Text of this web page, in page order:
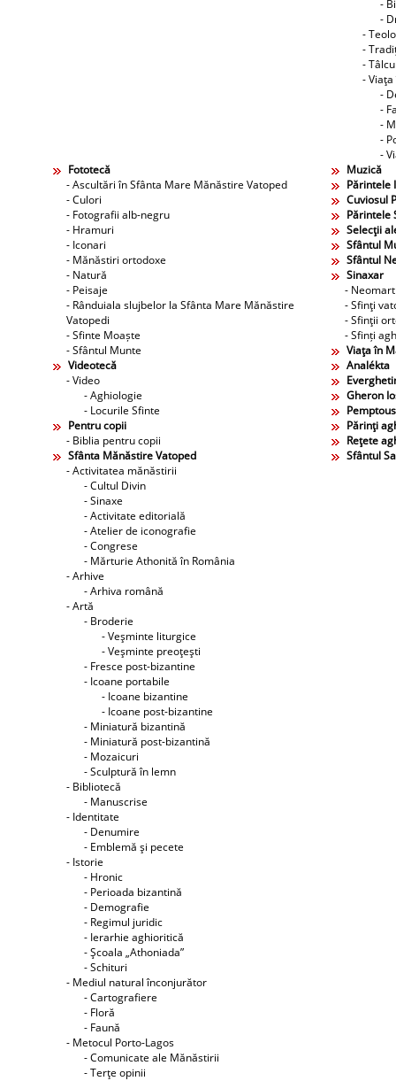
-
-
-
-
-
-
-
-
-
-
-
Fototecă
- Ascultări în Sfânta Mare Mănăstire Vatoped
- Culori
- Fotografii alb-negru
- Hramuri
- Iconari
- Mănăstiri ortodoxe
- Natură
- Peisaje
- Rânduiala slujbelor la Sfânta Mare Mănăstire
Vatopedi
- Sfinte Moaște
- Sfântul Munte
Muzică
Părintele
Cuviosul
Părintele
Selecţii
Sfântul
Sfântul
Sinaxar
-
- Sfinţi
- Sfinţii
- Sfinți
Viaţa în
Videotecă
- Video
- Aghiologie
- Locurile Sfinte
Analékta
Gheron
Pentru copii
- Biblia pentru copii
Părinţi
Reţete
Sfânta Mănăstire Vatoped
- Activitatea mănăstirii
- Cultul Divin
- Sinaxe
- Activitate editorială
- Atelier de iconografie
- Congrese
- Mărturie Athonită în România
- Arhive
- Arhiva română
- Artă
- Broderie
- Veşminte liturgice
- Veşminte preoţeşti
- Fresce post-bizantine
- Icoane portabile
- Icoane bizantine
- Icoane post-bizantine
- Miniatură bizantină
- Miniatură post-bizantină
- Mozaicuri
- Sculptură în lemn
- Bibliotecă
- Manuscrise
- Identitate
- Denumire
- Emblemă şi pecete
- Istorie
- Hronic
- Perioada bizantină
- Demografie
- Regimul juridic
- Ierarhie aghioritică
- Şcoala „Athoniada”
- Schituri
- Mediul natural înconjurător
- Cartografiere
- Floră
- Faună
- Metocul Porto-Lagos
- Comunicate ale Mănăstirii
- Terţe opinii
Sfântul